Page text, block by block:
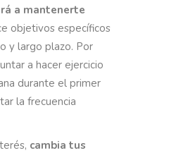
a mantenerte
objetivos específicos
y largo plazo. Por
a hacer ejercicio
durante el primer
la frecuencia
cambia tus